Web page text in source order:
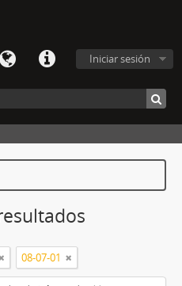
Iniciar sesión
08-07-01